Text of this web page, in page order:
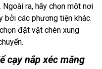
ra, hãy chọn một nơi
bởi các phương tiện khác.
đặt vật chèn xung
cạy nắp xéc măng